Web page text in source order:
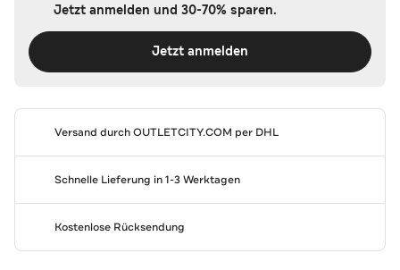
Jetzt anmelden und 30-70% sparen.
Jetzt anmelden
Versand durchOUTLETCITY.COM per DHL
Schnelle Lieferung in 1-3 Werktagen
Kostenlose Rücksendung